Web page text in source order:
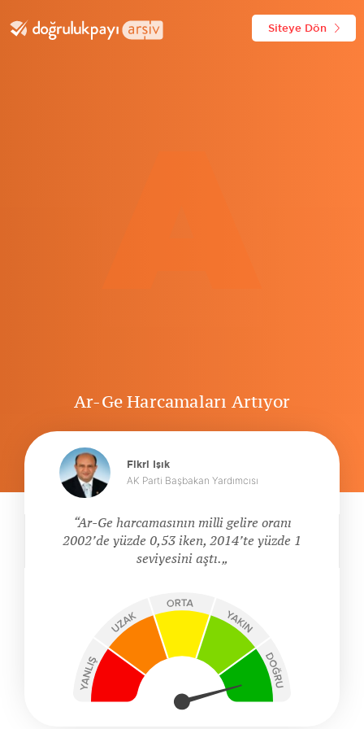
Siteye Dön
Ar-Ge Harcamaları Artıyor
Fikri Işık
AK Parti Başbakan Yardımcısı
Ar-Ge harcamasının milli gelire oranı
2002’de yüzde 0,53 iken, 2014’te yüzde 1
seviyesini aştı.